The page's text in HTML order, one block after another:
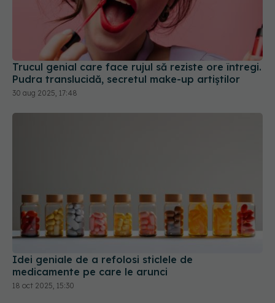
Trucul genial care face rujul să reziste ore întregi.
Pudra translucidă, secretul make-up artiștilor
30 aug 2025, 17:48
Idei geniale de a refolosi sticlele de
medicamente pe care le arunci
18 oct 2025, 15:30